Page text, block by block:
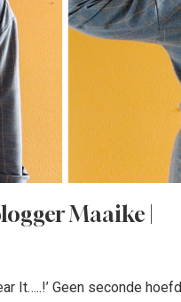
Maaike |
It…..!’ Geen seconde